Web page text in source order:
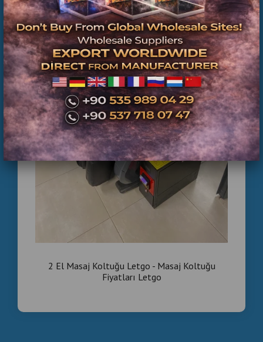
2 El Masaj Koltuğu Letgo - Masaj Koltuğu
Fiyatları Letgo